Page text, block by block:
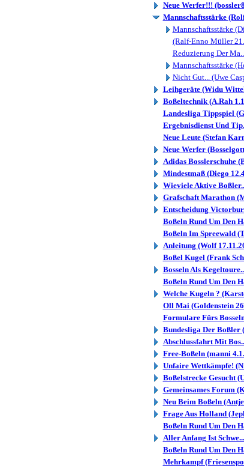
Neue Werfer!!!
Mannschaftsstärke
Mannschaftsstärke
(Ralf-Enno Müller
Reduzierung Der
Mannschaftsstärke
Nicht Gut... (Uwe
Leihgeräte (Widu
Boßeltechnik (A.Rah
Landesliga Tippspiel
Ergebnisdienst Und
Neue Leute (Stefan
Neue Werfer
Adidas Bosslerschuhe
Mindestmaß (Diego
Wieviele Aktive
Grafschaft Marathon
Entscheidung
Boßeln Rund Um Den
Boßeln Im Spreewald
Anleitung (Wolf
Boßel Kugel (Frank
Bosseln Als
Boßeln Rund Um Den
Welche Kugeln ?
Oll Mai (Goldenstein
Formulare Fürs
Bundesliga Der Boßler
Abschlussfahrt Mit
Free-Boßeln (manni
Unfaire Wettkämpfe!
Boßelstrecke Gesucht
Gemeinsames Forum
Neu Beim Boßeln
Frage Aus Holland
Boßeln Rund Um Den
Aller Anfang Ist
Boßeln Rund Um Den
Mehrkampf